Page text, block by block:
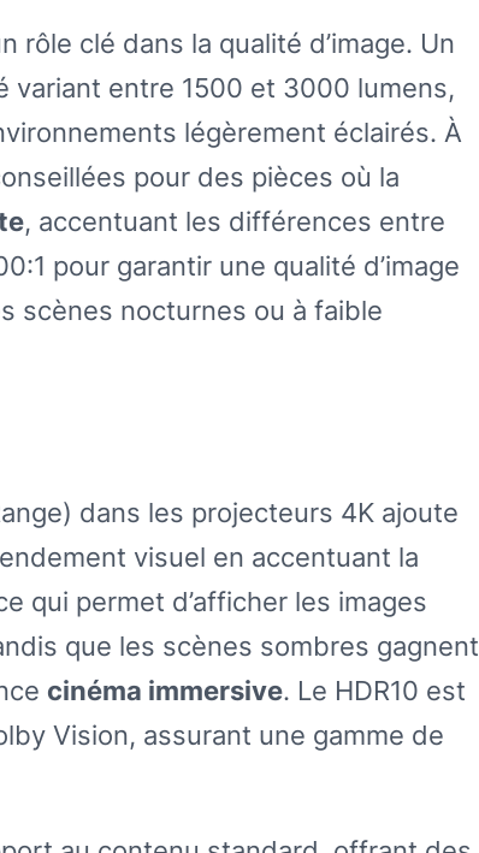
rôle clé dans la qualité d’image. Un
variant entre 1500 et 3000 lumens,
légèrement éclairés. À
pour des pièces où la
, accentuant les différences entre
pour garantir une qualité d’image
scènes nocturnes ou à faible
dans les projecteurs 4K ajoute
visuel en accentuant la
qui permet d’afficher les images
que les scènes sombres gagnent
cinéma immersive. Le HDR10 est
Vision, assurant une gamme de